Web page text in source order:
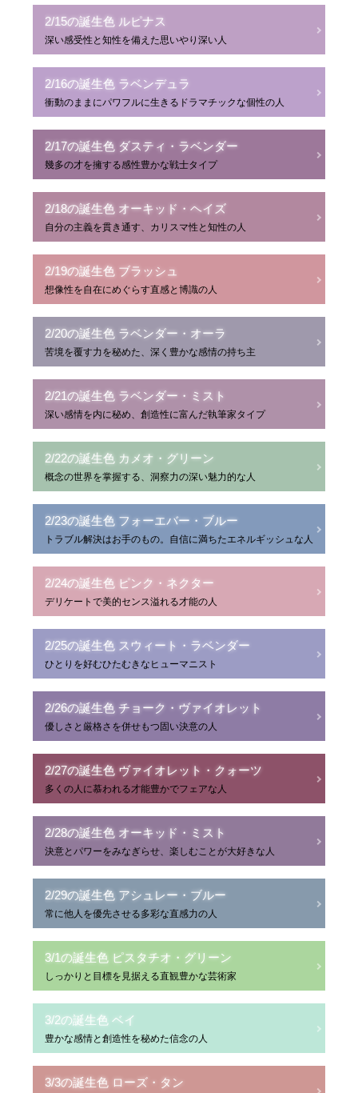
2/15の誕生色 ルピナス
深い感受性と知性を備えた思いやり深い人
2/16の誕生色 ラベンデュラ
衝動のままにパワフルに生きるドラマチックな個性の人
2/17の誕生色 ダスティ・ラベンダー
幾多の才を擁する感性豊かな戦士タイプ
2/18の誕生色 オーキッド・ヘイズ
自分の主義を貫き通す、カリスマ性と知性の人
2/19の誕生色 ブラッシュ
想像性を自在にめぐらす直感と博識の人
2/20の誕生色 ラベンダー・オーラ
苦境を覆す力を秘めた、深く豊かな感情の持ち主
2/21の誕生色 ラベンダー・ミスト
深い感情を内に秘め、創造性に富んだ執筆家タイプ
2/22の誕生色 カメオ・グリーン
概念の世界を掌握する、洞察力の深い魅力的な人
2/23の誕生色 フォーエバー・ブルー
トラブル解決はお手のもの。自信に満ちたエネルギッシュな人
2/24の誕生色 ピンク・ネクター
デリケートで美的センス溢れる才能の人
2/25の誕生色 スウィート・ラベンダー
ひとりを好むひたむきなヒューマニスト
2/26の誕生色 チョーク・ヴァイオレット
優しさと厳格さを併せもつ固い決意の人
2/27の誕生色 ヴァイオレット・クォーツ
多くの人に慕われる才能豊かでフェアな人
2/28の誕生色 オーキッド・ミスト
決意とパワーをみなぎらせ、楽しむことが大好きな人
2/29の誕生色 アシュレー・ブルー
常に他人を優先させる多彩な直感力の人
3/1の誕生色 ピスタチオ・グリーン
しっかりと目標を見据える直観豊かな芸術家
3/2の誕生色 ベイ
豊かな感情と創造性を秘めた信念の人
3/3の誕生色 ローズ・タン